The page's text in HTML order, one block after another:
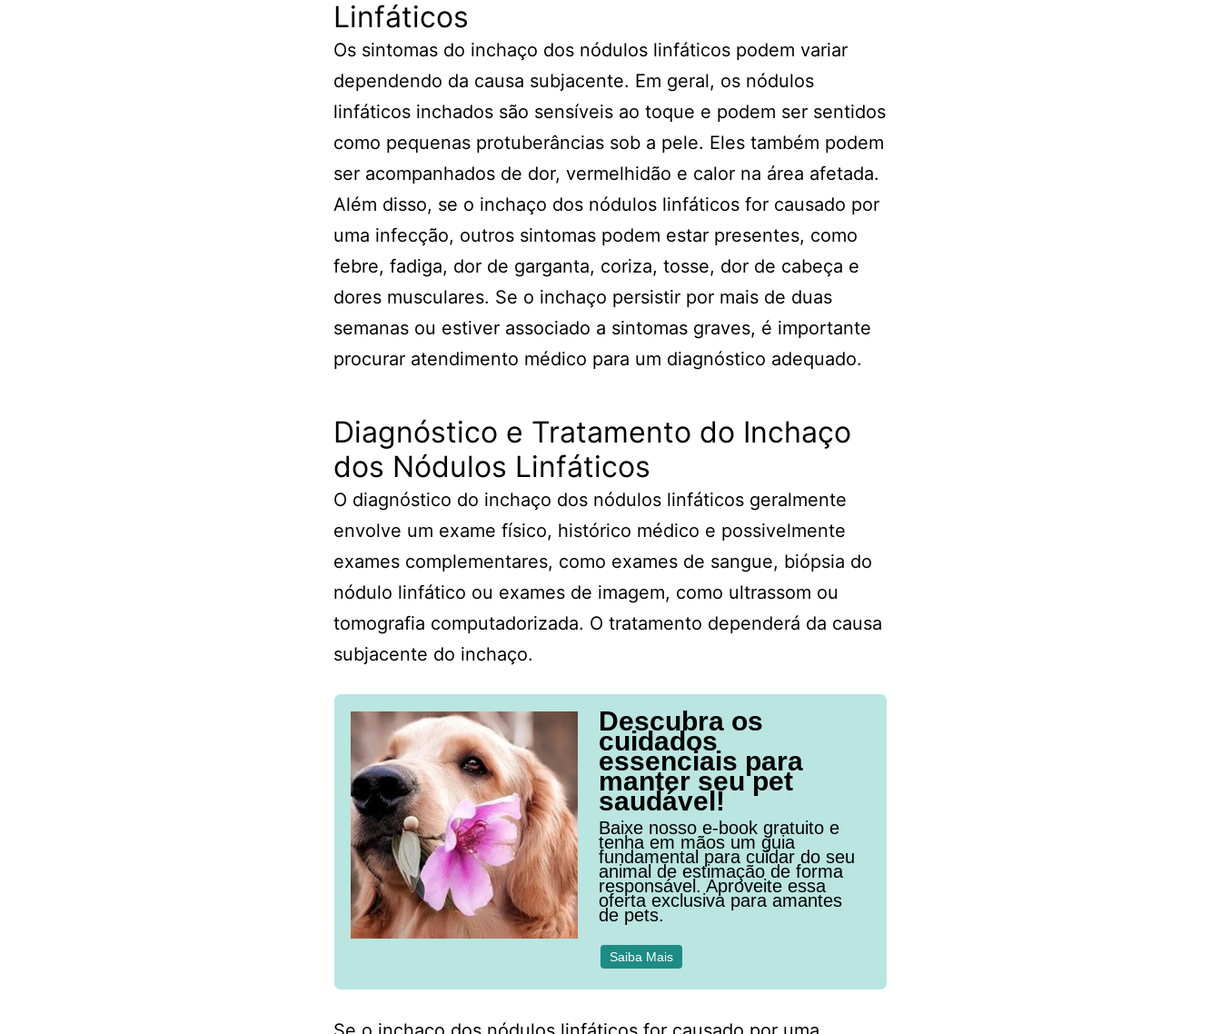
Linfáticos
Os sintomas do inchaço dos nódulos linfáticos podem variar
dependendo da causa subjacente. Em geral, os nódulos
linfáticos inchados são sensíveis ao toque e podem ser sentidos
como pequenas protuberâncias sob a pele. Eles também podem
ser acompanhados de dor, vermelhidão e calor na área afetada.
Além disso, se o inchaço dos nódulos linfáticos for causado por
uma infecção, outros sintomas podem estar presentes, como
febre, fadiga, dor de garganta, coriza, tosse, dor de cabeça e
dores musculares. Se o inchaço persistir por mais de duas
semanas ou estiver associado a sintomas graves, é importante
procurar atendimento médico para um diagnóstico adequado.
Diagnóstico e Tratamento do Inchaço
dos Nódulos Linfáticos
O diagnóstico do inchaço dos nódulos linfáticos geralmente
envolve um exame físico, histórico médico e possivelmente
exames complementares, como exames de sangue, biópsia do
nódulo linfático ou exames de imagem, como ultrassom ou
tomografia computadorizada. O tratamento dependerá da causa
subjacente do inchaço.
Descubra os
cuidados
essenciais para
manter seu pet
saudável!
Baixe nosso e-book gratuito e
tenha em mãos um guia
fundamental para cuidar do seu
animal de estimação de forma
responsável. Aproveite essa
oferta exclusiva para amantes
de pets.
Saiba Mais